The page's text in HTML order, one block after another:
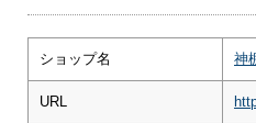
ショップ名 神
URL